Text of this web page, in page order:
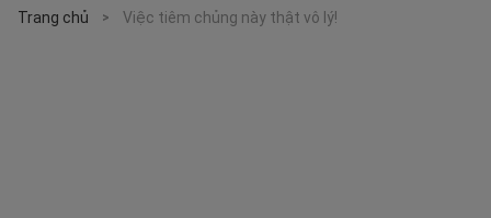
Trang chủ > Việc tiêm chủng này thật vô lý!